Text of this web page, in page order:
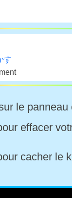
す
le panneau
effacer
cacher le